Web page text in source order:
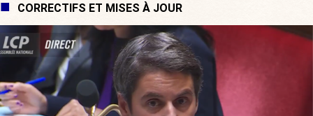
CORRECTIFS ET MISES À JOUR